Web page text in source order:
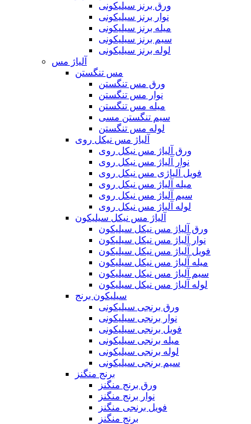
ورق برنز سیلیکونی
نوار برنز سیلیکونی
میله برنز سیلیکونی
سیم برنز سیلیکونی
لوله برنز سیلیکونی
آلیاژ مس
مس تنگستن
ورق مس تنگستن
نوار مس تنگستن
میله مس تنگستن
سیم تنگستن مسی
لوله مس تنگستن
آلیاژ مس نیکل روی
ورق آلیاژ مس نیکل روی
نوار آلیاژ مس نیکل روی
فویل آلیاژی مس نیکل روی
میله آلیاژ مس نیکل روی
سیم آلیاژ مس نیکل روی
لوله آلیاژ مس نیکل روی
آلیاژ مس نیکل سیلیکون
ورق آلیاژ مس نیکل سیلیکون
نوار آلیاژ مس نیکل سیلیکون
فویل آلیاژ مس نیکل سیلیکون
میله آلیاژ مس نیکل سیلیکون
سیم آلیاژ مس نیکل سیلیکون
لوله آلیاژ مس نیکل سیلیکون
سیلیکون برنج
ورق برنجی سیلیکونی
نوار برنجی سیلیکونی
فویل برنجی سیلیکونی
میله برنجی سیلیکونی
لوله برنجی سیلیکونی
سیم برنجی سیلیکونی
برنج منگنز
ورق برنج منگنز
نوار برنج منگنز
فویل برنجی منگنز
برنج منگنز